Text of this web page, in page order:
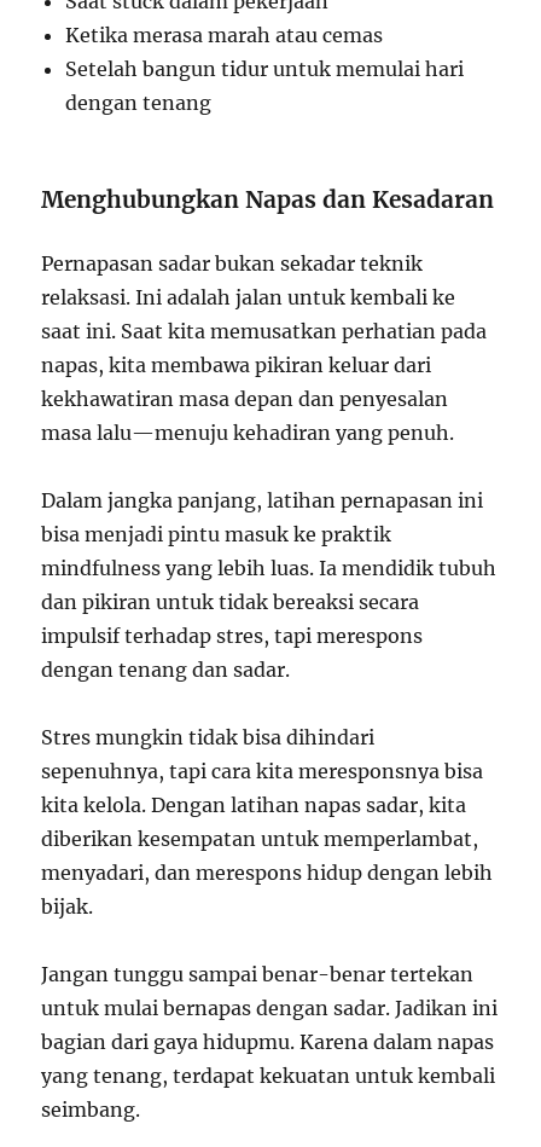
Ketika merasa marah atau cemas
Setelah bangun tidur untuk memulai hari
dengan tenang
Menghubungkan Napas dan Kesadaran
Pernapasan sadar bukan sekadar teknik
relaksasi. Ini adalah jalan untuk kembali ke
saat ini. Saat kita memusatkan perhatian pada
napas, kita membawa pikiran keluar dari
kekhawatiran masa depan dan penyesalan
masa lalu—menuju kehadiran yang penuh.
Dalam jangka panjang, latihan pernapasan ini
bisa menjadi pintu masuk ke praktik
mindfulness yang lebih luas. Ia mendidik tubuh
dan pikiran untuk tidak bereaksi secara
impulsif terhadap stres, tapi merespons
dengan tenang dan sadar.
Stres mungkin tidak bisa dihindari
sepenuhnya, tapi cara kita meresponsnya bisa
kita kelola. Dengan latihan napas sadar, kita
diberikan kesempatan untuk memperlambat,
menyadari, dan merespons hidup dengan lebih
bijak.
Jangan tunggu sampai benar-benar tertekan
untuk mulai bernapas dengan sadar. Jadikan ini
bagian dari gaya hidupmu. Karena dalam napas
yang tenang, terdapat kekuatan untuk kembali
seimbang.